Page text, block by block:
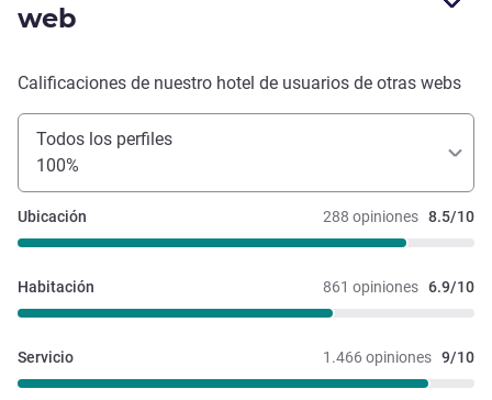
web
Calificaciones de nuestro hotel de usuarios de otras webs
Todos los perfiles
100%
288 opiniones 8.5/10
Ubicación
861 opiniones 6.9/10
Habitación
1.466 opiniones 9/10
Servicio